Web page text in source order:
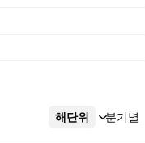
해단위 분기별
더보기